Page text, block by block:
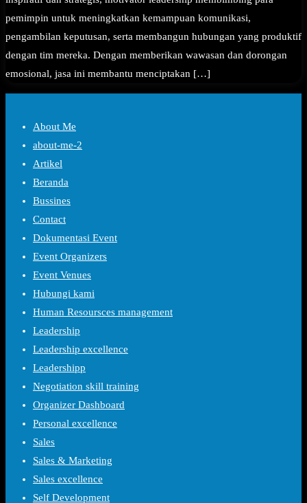
pemimpin untuk meningkatkan kemampuan komunikasi,
pengambilan keputusan, serta membangun hubungan yang produktif
dengan tim mereka. Dengan memberikan wawasan dan dorongan
emosional, jasa ini membantu menciptakan […]
About Me
about-me-2
Artikel
Beranda
Bussines
Contact
Dokumentasi Event
Event Organizers
Event Venues
Hubungi kami
Human Resoursces management
Leadership
Leadership excellence
Leadershipp
Negotiation skill training
Organizer Dashboard
Personal excellence
Sales
Sales & Marketing
Sales excellence
Self Development